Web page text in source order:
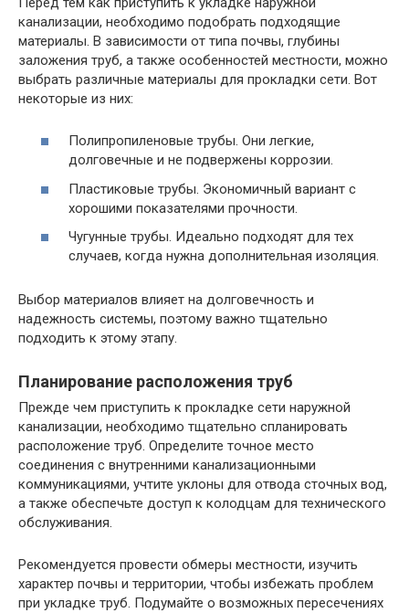
канализации, необходимо подобрать подходящие
материалы. В зависимости от типа почвы, глубины
заложения труб, а также особенностей местности, можно
выбрать различные материалы для прокладки сети. Вот
некоторые из них:
Полипропиленовые трубы. Они легкие,
долговечные и не подвержены коррозии.
Пластиковые трубы. Экономичный вариант с
хорошими показателями прочности.
Чугунные трубы. Идеально подходят для тех
случаев, когда нужна дополнительная изоляция.
Выбор материалов влияет на долговечность и
надежность системы, поэтому важно тщательно
подходить к этому этапу.
Планирование расположения труб
Прежде чем приступить к прокладке сети наружной
канализации, необходимо тщательно спланировать
расположение труб. Определите точное место
соединения с внутренними канализационными
коммуникациями, учтите уклоны для отвода сточных вод,
а также обеспечьте доступ к колодцам для технического
обслуживания.
Рекомендуется провести обмеры местности, изучить
характер почвы и территории, чтобы избежать проблем
при укладке труб. Подумайте о возможных пересечениях